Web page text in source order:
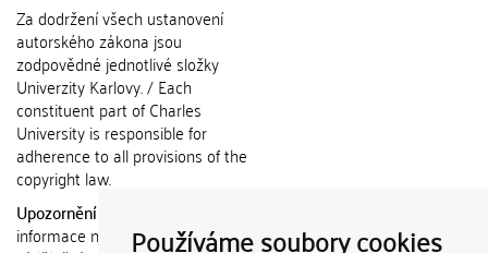
Používáme soubory cookies
Za dodržení všech ustanovení
autorského zákona jsou
zodpovědné jednotlivé složky
Univerzity Karlovy. / Each
constituent part of Charles
University is responsible for
adherence to all provisions of the
copyright law.
Upozornění / Notice:
informace nemohou být použity k